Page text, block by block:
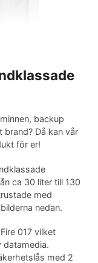
backup
brand? Då kan vår
för er!
ca 30 liter till 130
med
nedan.
017 vilket
datamedia.
med 2